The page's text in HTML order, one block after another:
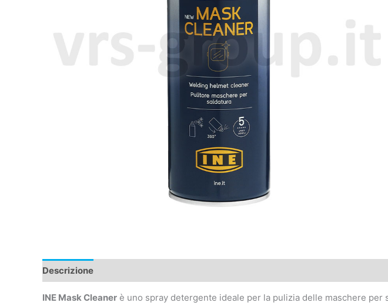
Descrizione
INE Mask Cleaner è uno spray detergente ideale per la pulizia delle maschere per